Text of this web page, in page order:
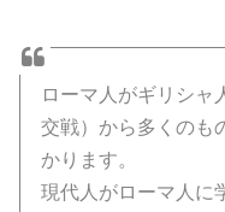
ローマ人がギリシャ
交戦）から多くのも
かります。
現代人がローマ人に